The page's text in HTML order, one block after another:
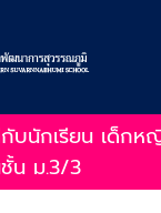
บนักเรียน เด็กห
น ม.3/3